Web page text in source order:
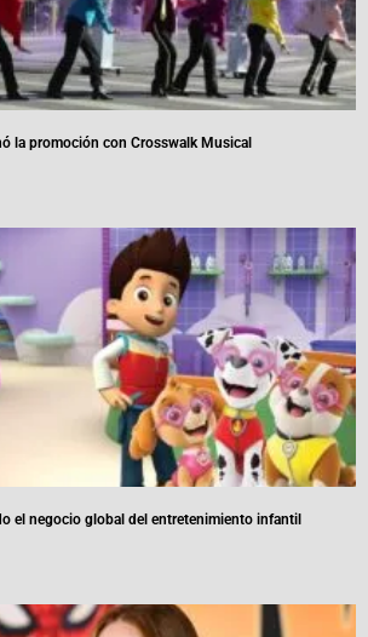
la promoción con Crosswalk Musical
el negocio global del entretenimiento infantil